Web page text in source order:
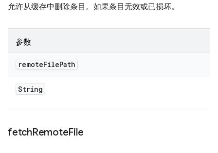
允许从缓存中删除条目。如果条目无效或已损坏。
参数
remoteFilePath
String
fetchRemoteFile